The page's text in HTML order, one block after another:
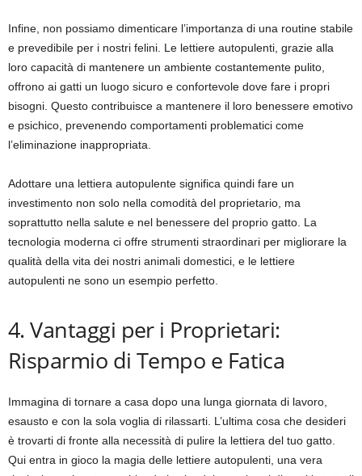
Infine, non possiamo dimenticare l’importanza di una routine stabile
e prevedibile per i nostri felini. Le lettiere autopulenti, grazie alla
loro capacità di mantenere un ambiente costantemente pulito,
offrono ai gatti un luogo sicuro e confortevole dove fare i propri
bisogni. Questo contribuisce a mantenere il loro benessere emotivo
e psichico, prevenendo comportamenti problematici come
l’eliminazione inappropriata.
Adottare una lettiera autopulente significa quindi fare un
investimento non solo nella comodità del proprietario, ma
soprattutto nella salute e nel benessere del proprio gatto. La
tecnologia moderna ci offre strumenti straordinari per migliorare la
qualità della vita dei nostri animali domestici, e le lettiere
autopulenti ne sono un esempio perfetto.
4. Vantaggi per i Proprietari:
Risparmio di Tempo e Fatica
Immagina di tornare a casa dopo una lunga giornata di lavoro,
esausto e con la sola voglia di rilassarti. L’ultima cosa che desideri
è trovarti di fronte alla necessità di pulire la lettiera del tuo gatto.
Qui entra in gioco la magia delle lettiere autopulenti, una vera